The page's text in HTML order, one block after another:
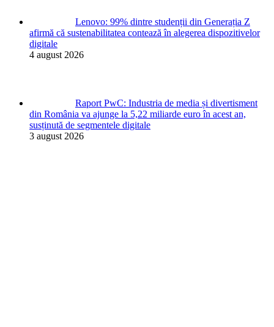
Lenovo: 99% dintre studenții din Generația Z
afirmă că sustenabilitatea contează în alegerea dispozitivelor
digitale
4 august 2026
Raport PwC: Industria de media și divertisment
din România va ajunge la 5,22 miliarde euro în acest an,
susținută de segmentele digitale
3 august 2026